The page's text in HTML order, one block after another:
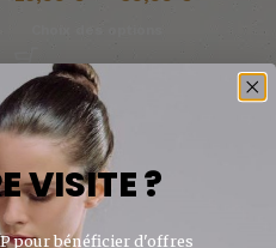
VISITE ?
pour bénéficier d'offres